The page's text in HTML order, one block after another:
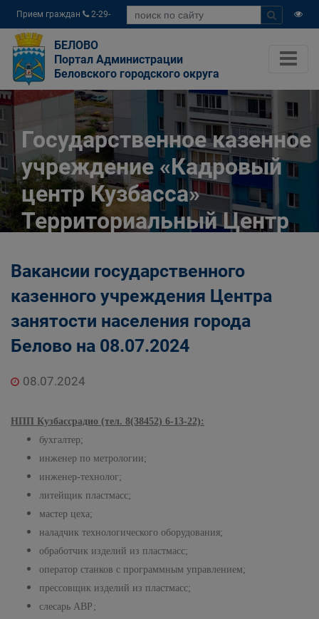
Прием граждан
2-29-
04
БЕЛОВО
Портал Администрации
Беловского городского округа
Государственное казенное
учреждение «Кадровый
центр Кузбасса»
Территориальный Центр
города Белово
Разное
Государственные органы и службы
информируют
«Кадровый центр Кузбасса» Территориальный
Вакансии государственного
казенного учреждения Центра
занятости населения города
Белово на 08.07.2024
08.07.2024
НПП Кузбассрадио (тел. 8(38452) 6-13-22):
бухгалтер;
инженер по метрологии;
инженер-технолог;
литейщик пластмасс;
мастер цеха;
наладчик технологического оборудования;
обработчик изделий из пластмасс;
оператор станков с программным управлением;
прессовщик изделий из пластмасс;
слесарь АВР;